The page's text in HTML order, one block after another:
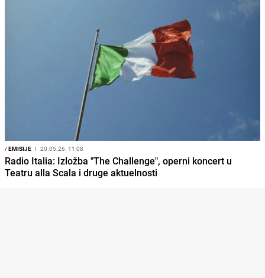
/EMISIJE I 20.05.26. 11:08
Radio Italia: Izložba "The Challenge", operni koncert u
Teatru alla Scala i druge aktuelnosti